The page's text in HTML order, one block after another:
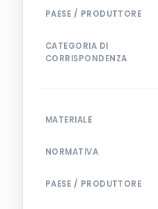
PAESE / PRODUTTORE
CATEGORIA DI
CORRISPONDENZA
MATERIALE
NORMATIVA
PAESE / PRODUTTORE